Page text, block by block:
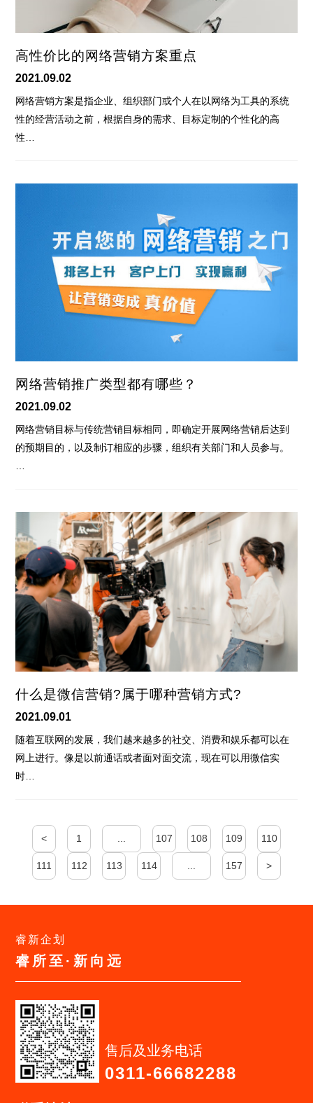
高性价比的网络营销方案重点
2021.09.02
网络营销方案是指企业、组织部门或个人在以网络为工具的系统
性的经营活动之前，根据自身的需求、目标定制的个性化的高
性…
网络营销推广类型都有哪些？
2021.09.02
网络营销目标与传统营销目标相同，即确定开展网络营销后达到
的预期目的，以及制订相应的步骤，组织有关部门和人员参与。
什么是微信营销?属于哪种营销方式?
2021.09.01
随着互联网的发展，我们越来越多的社交、消费和娱乐都可以在
网上进行。像是以前通话或者面对面交流，现在可以用微信实
时…
< 1 107 108 109 110
111 112 113 114 157 >
睿新企划
睿所至·新向远
售后及业务电话
0311-66682288